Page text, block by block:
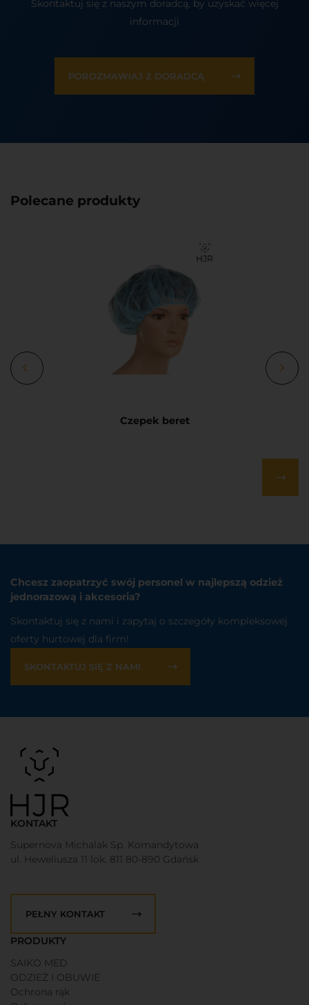
Skontaktuj się z naszym doradcą, by uzyskać więcej
informacji
POROZMAWIAJ Z DORADCĄ
Polecane produkty
Czepek beret
Chcesz zaopatrzyć swój personel w najlepszą odzież
jednorazową i akcesoria?
Skontaktuj się z nami i zapytaj o szczegóły kompleksowej
oferty hurtowej dla firm!
SKONTAKTUJ SIĘ Z NAMI
KONTAKT
Supernova Michalak Sp. Komandytowa
ul. Heweliusza 11 lok. 811 80-890 Gdańsk
PEŁNY KONTAKT
PRODUKTY
SAIKO MED
ODZIEŻ I OBUWIE
Ochrona rąk